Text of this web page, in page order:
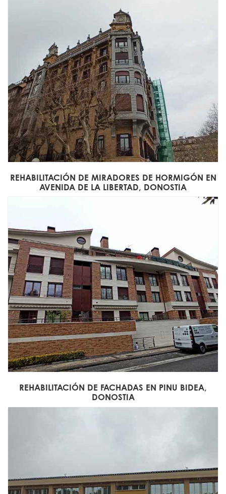
REHABILITACIÓN DE MIRADORES DE HORMIGÓN EN
AVENIDA DE LA LIBERTAD, DONOSTIA
REHABILITACIÓN DE FACHADAS EN PINU BIDEA,
DONOSTIA